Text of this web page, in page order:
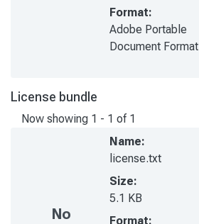
Format:
Adobe Portable
Document Format
License bundle
Now showing 1 - 1 of 1
No
Name:
license.txt
Size:
5.1 KB
Format: